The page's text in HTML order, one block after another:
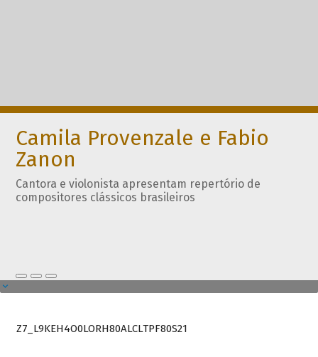
Camila Provenzale e Fabio
Zanon
Cantora e violonista apresentam repertório de
compositores clássicos brasileiros
Z7_L9KEH4O0LORH80ALCLTPF80S21